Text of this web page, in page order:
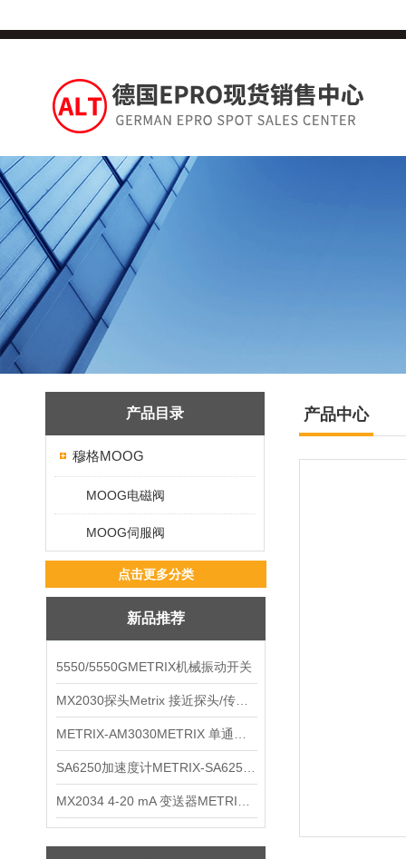
产品目录
穆格MOOG
MOOG电磁阀
MOOG伺服阀
点击更多分类
新品推荐
5550/5550GMETRIX机械振动开关
产品中心